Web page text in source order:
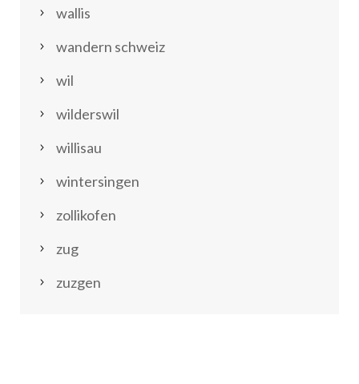
wallis
wandern schweiz
wil
wilderswil
willisau
wintersingen
zollikofen
zug
zuzgen